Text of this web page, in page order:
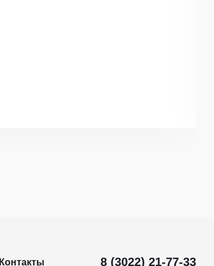
Контакты 8 (3022) 21-77-33